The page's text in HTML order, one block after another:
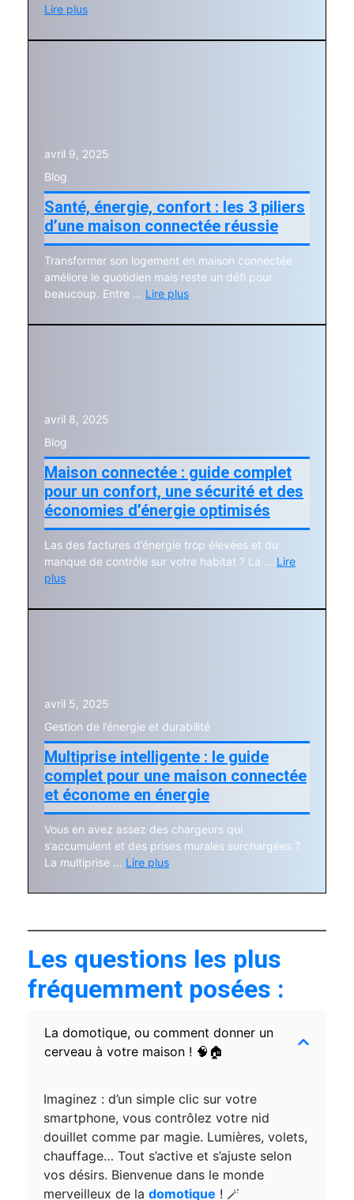
Lire plus
avril 9, 2025
Blog
Santé, énergie, confort : les 3 piliers
d’une maison connectée réussie
Transformer son logement en maison connectée
améliore le quotidien mais reste un défi pour
beaucoup. Entre … Lire plus
avril 8, 2025
Blog
Maison connectée : guide complet
pour un confort, une sécurité et des
économies d’énergie optimisés
Las des factures d’énergie trop élevées et du
manque de contrôle sur votre habitat ? La … Lire
plus
avril 5, 2025
Gestion de l’énergie et durabilité
Multiprise intelligente : le guide
complet pour une maison connectée
et économe en énergie
Vous en avez assez des chargeurs qui
s’accumulent et des prises murales surchargées ?
La multiprise … Lire plus
Les questions les plus
fréquemment posées :
La domotique, ou comment donner un
cerveau à votre maison ! 🧠🏠
Imaginez : d’un simple clic sur votre
smartphone, vous contrôlez votre nid
douillet comme par magie. Lumières, volets,
chauffage… Tout s’active et s’ajuste selon
vos désirs. Bienvenue dans le monde
merveilleux de la domotique ! 🪄